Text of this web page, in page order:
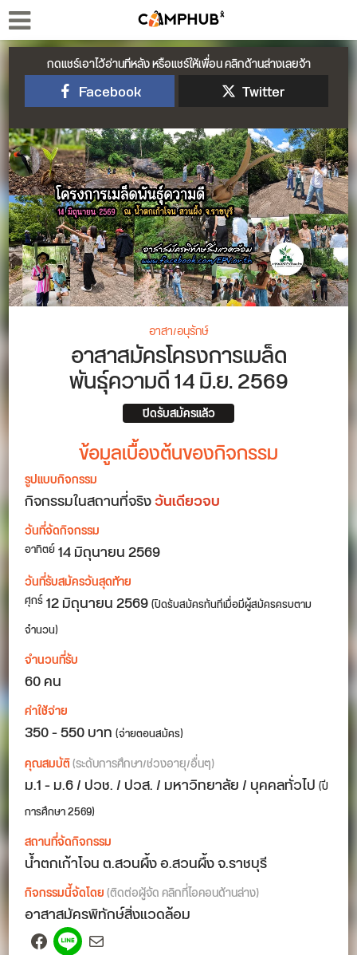
กดแชร์เอาไว้อ่านทีหลัง หรือแชร์ให้เพื่อน คลิกด้านล่างเลยจ้า
Facebook Twitter
อาสา/อนุรักษ์
อาสาสมัครโครงการเมล็ด
พันธุ์ความดี 14 มิ.ย. 2569
ปิดรับสมัครแล้ว
ข้อมูลเบื้องต้นของกิจกรรม
รูปแบบกิจกรรม
กิจกรรมในสถานที่จริงวันเดียวจบ
วันที่จัดกิจกรรม
อาทิตย์14มิถุนายน 2569
วันที่รับสมัครวันสุดท้าย
ศุกร์12 มิถุนายน 2569(ปิดรับสมัครทันทีเมื่อมีผู้สมัครครบตาม
จำนวน)
จำนวนที่รับ
60 คน
ค่าใช้จ่าย
350 - 550 บาท(จ่ายตอนสมัคร)
คุณสมบัติ(ระดับการศึกษา/ช่วงอายุ/อื่นๆ)
ม.1 - ม.6 / ปวช. / ปวส. / มหาวิทยาลัย / บุคคลทั่วไป(ปี
การศึกษา 2569)
สถานที่จัดกิจกรรม
น้ำตกเก้าโจน ต.สวนผึ้ง อ.สวนผึ้ง จ.ราชบุรี
กิจกรรมนี้จัดโดย(ติดต่อผู้จัด คลิกที่ไอคอนด้านล่าง)
อาสาสมัครพิทักษ์สิ่งแวดล้อม
Facebook
Spotify
Mail